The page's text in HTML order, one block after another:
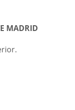
MADRID